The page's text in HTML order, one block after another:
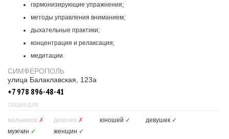
гармонизирующие упражнения;
методы управления вниманием;
дыхательные практики;
концентрация и релаксация;
медитации.
СИМФЕРОПОЛЬ
улица Балаклавская, 123а
+7 978 896-48-41
СЕКЦИЯ ДЛЯ
мальчиков ✗ девочек ✗ юношей ✓ девушек ✓
мужчин ✓ женщин ✓